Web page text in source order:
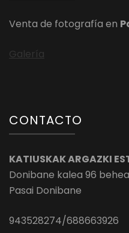
Venta de fotografía en
Galería
CONTACTO
KATIUSKAK ARGAZKI
Donibane kalea 96 behea
Pasai Donibane
943528274/688663926